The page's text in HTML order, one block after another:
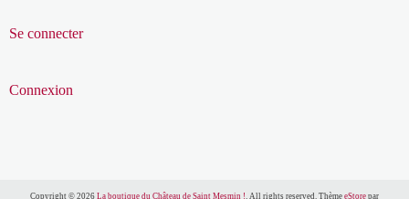
Se connecter
Connexion
Copyright © 2026 La boutique du Château de Saint Mesmin !. All rights reserved. Thème eStorepar